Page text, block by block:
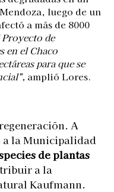
luego de un
a más de 8000
Proyecto de
en el Chaco
para que se
amplió Lores.
A
a la Municipalidad
de plantas
a la
Kaufmann.